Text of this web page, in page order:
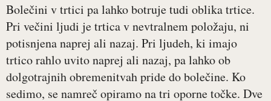
Bolečini v trtici pa lahko botruje tudi oblika trtice.
Pri večini ljudi je trtica v nevtralnem položaju, ni
potisnjena naprej ali nazaj. Pri ljudeh, ki imajo
trtico rahlo uvito naprej ali nazaj, pa lahko ob
dolgotrajnih obremenitvah pride do bolečine. Ko
sedimo, se namreč opiramo na tri oporne točke. Dve